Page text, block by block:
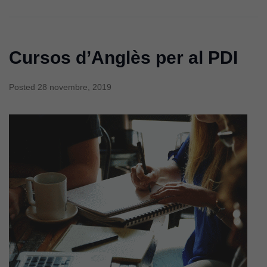
Cursos d’Anglès per al PDI
Posted 28 novembre, 2019